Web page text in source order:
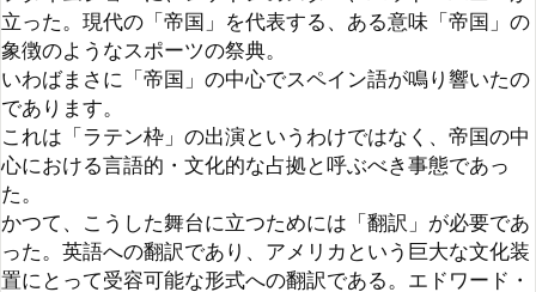
であります。
これは「ラテン枠」の出演というわけではなく、帝国の中
心における言語的・文化的な占拠と呼ぶべき事態であっ
た。
かつて、こうした舞台に立つためには「翻訳」が必要であ
った。英語への翻訳であり、アメリカという巨大な文化装
置にとって受容可能な形式への翻訳である。エドワード・
サイードが『オリエンタリズム』で明らかにしたのはまさ
にその構図であった。支配する側が他者を表象し、記述
し、イメージを固定してしまう。そのイメージの連鎖を通
じて世界の秩序は構築されていく。そこでは他者は自らを